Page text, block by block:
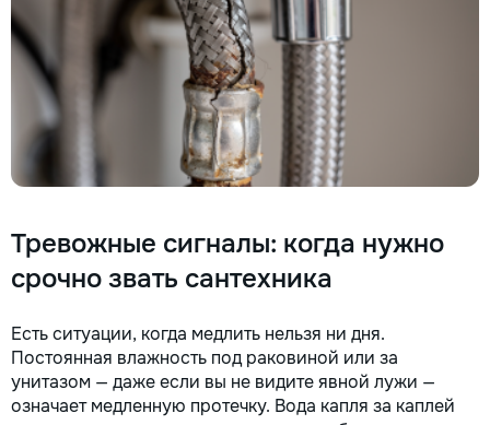
поэтому ремонт обойдется
на 30–50% дешевле. ⚙️
Оригинальные запчасти:
Используем только
проверенные или
качественные аналоги. Что я
ремонтирую 👕 Стиральные
и посудомоечные машины,
индукционные плиты,
Микроволновые печи,
мелкая бытовая техника
Водонагреватели
Электропроводку и все что
связано с электрикой
Сантехнические работы.
Servicii curatenie subsol la
inaltime...
Тревожные сигналы: когда нужно
срочно звать сантехника
Есть ситуации, когда медлить нельзя ни дня.
Постоянная влажность под раковиной или за
унитазом — даже если вы не видите явной лужи —
означает медленную протечку. Вода капля за каплей